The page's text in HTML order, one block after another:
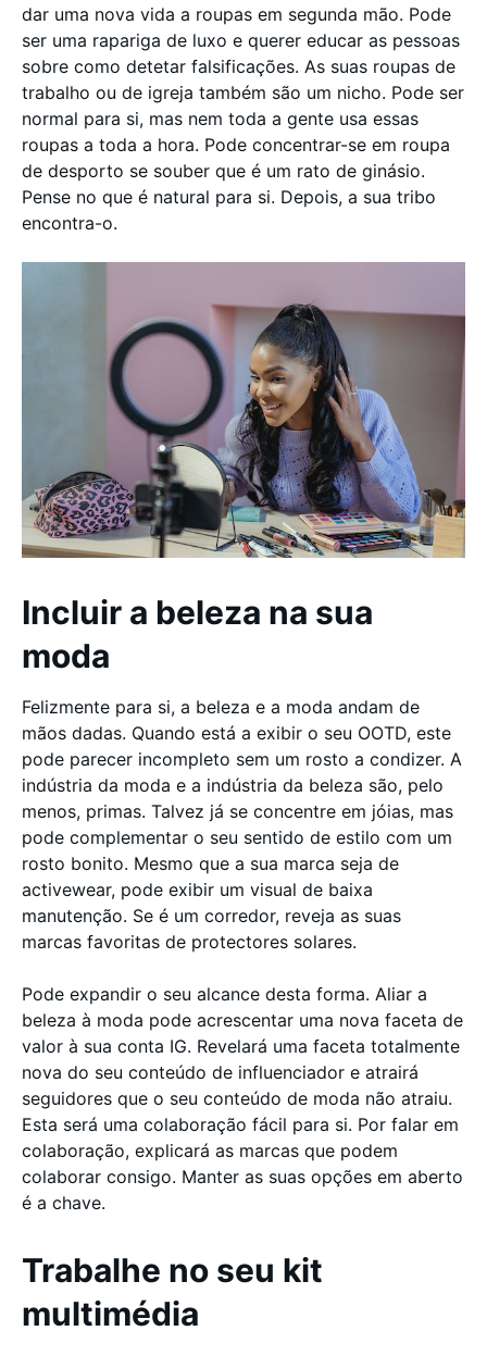
dar uma nova vida a roupas em segunda mão. Pode
ser uma rapariga de luxo e querer educar as pessoas
sobre como detetar falsificações. As suas roupas de
trabalho ou de igreja também são um nicho. Pode ser
normal para si, mas nem toda a gente usa essas
roupas a toda a hora. Pode concentrar-se em roupa
de desporto se souber que é um rato de ginásio.
Pense no que é natural para si. Depois, a sua tribo
encontra-o.
Incluir a beleza na sua
moda
Felizmente para si, a beleza e a moda andam de
mãos dadas. Quando está a exibir o seu OOTD, este
pode parecer incompleto sem um rosto a condizer. A
indústria da moda e a indústria da beleza são, pelo
menos, primas. Talvez já se concentre em jóias, mas
pode complementar o seu sentido de estilo com um
rosto bonito. Mesmo que a sua marca seja de
activewear, pode exibir um visual de baixa
manutenção. Se é um corredor, reveja as suas
marcas favoritas de protectores solares.
Pode expandir o seu alcance desta forma. Aliar a
beleza à moda pode acrescentar uma nova faceta de
valor à sua conta IG. Revelará uma faceta totalmente
nova do seu conteúdo de influenciador e atrairá
seguidores que o seu conteúdo de moda não atraiu.
Esta será uma colaboração fácil para si. Por falar em
colaboração, explicará as marcas que podem
colaborar consigo. Manter as suas opções em aberto
é a chave.
Trabalhe no seu kit
multimédia